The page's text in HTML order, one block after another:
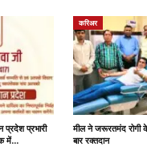
प्रदेश प्रभारी
में…
करिअर
मील ने जरूरतमंद रोगी
बार रक्तदान